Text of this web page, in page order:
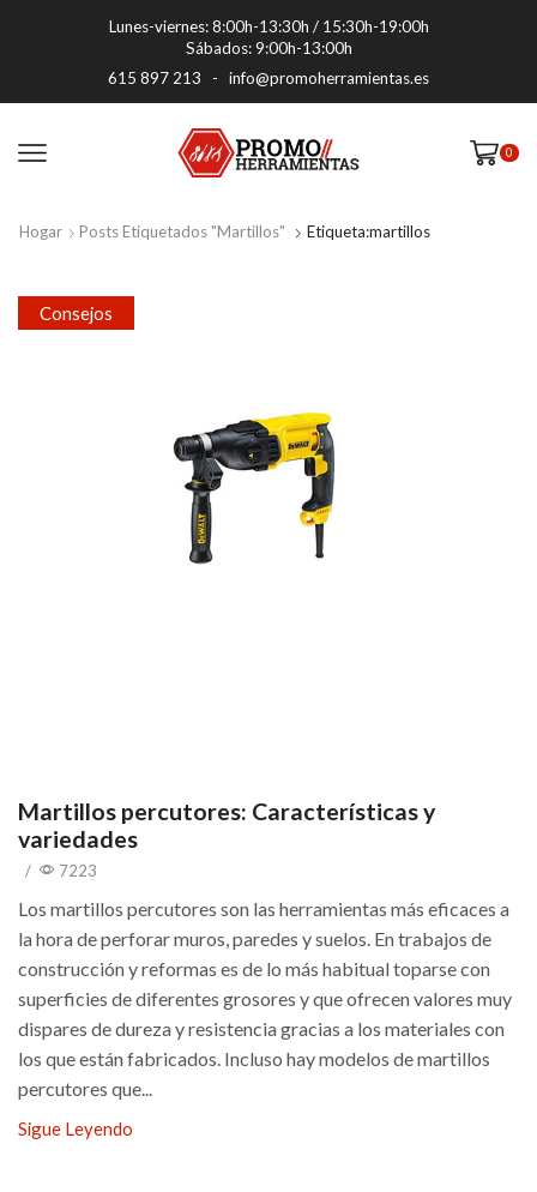
Lunes-viernes: 8:00h-13:30h / 15:30h-19:00h
Sábados: 9:00h-13:00h
615 897 213 - info@promoherramientas.es
0
Hogar Posts Etiquetados "martillos" Etiqueta:martillos
Consejos
Martillos percutores: Características y
variedades
/ 7223
Los martillos percutores son las herramientas más eficaces a
la hora de perforar muros, paredes y suelos. En trabajos de
construcción y reformas es de lo más habitual toparse con
superficies de diferentes grosores y que ofrecen valores muy
dispares de dureza y resistencia gracias a los materiales con
los que están fabricados. Incluso hay modelos de martillos
percutores que...
Sigue Leyendo